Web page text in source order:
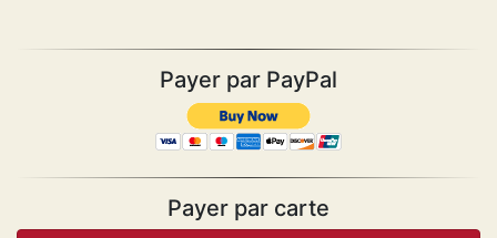
Payer par PayPal
Payer par carte